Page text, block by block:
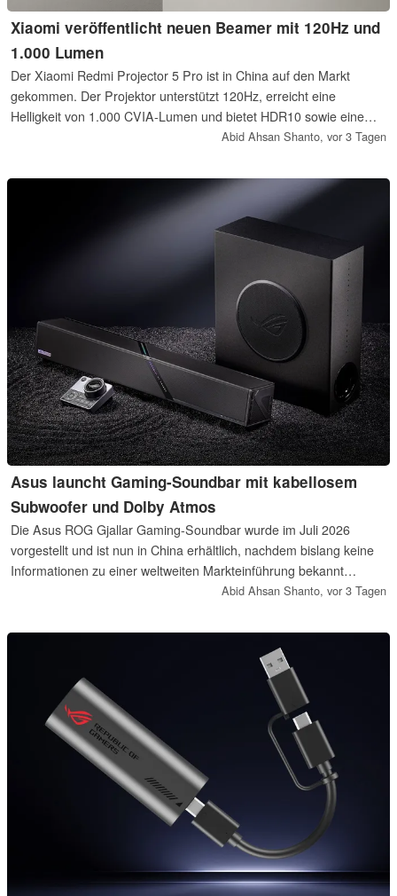
Xiaomi veröffentlicht neuen Beamer mit 120Hz und
1.000 Lumen
Der Xiaomi Redmi Projector 5 Pro ist in China auf den Markt
gekommen. Der Projektor unterstützt 120Hz, erreicht eine
Helligkeit von 1.000 CVIA-Lumen und bietet HDR10 sowie eine
reelle Auflösung von 1080p. Xiaomi verlangt dafür umgerechnet
Abid Ahsan Shanto, vor 3 Tagen
Asus launcht Gaming-Soundbar mit kabellosem
Subwoofer und Dolby Atmos
Die Asus ROG Gjallar Gaming-Soundbar wurde im Juli 2026
vorgestellt und ist nun in China erhältlich, nachdem bislang keine
Informationen zu einer weltweiten Markteinführung bekannt
gegeben wurden. Der Einführungspreis beträgt 3.699 CNY, was
Abid Ahsan Shanto, vor 3 Tagen